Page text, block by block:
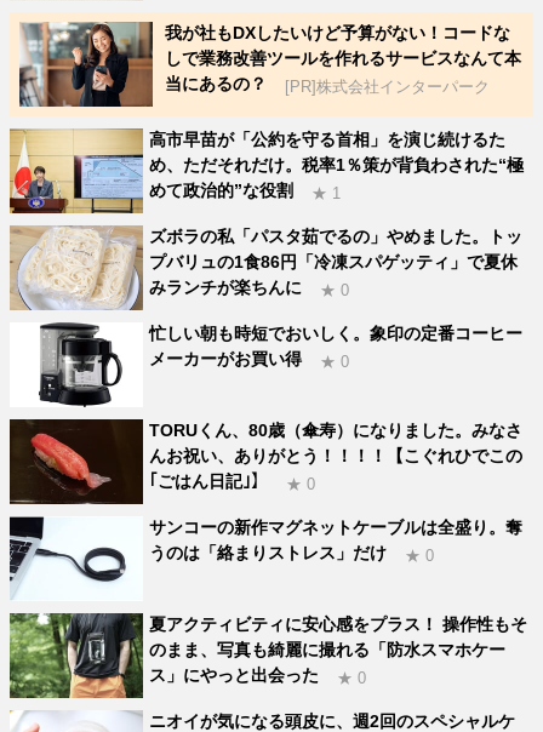
我が社もDXしたいけど予算がない！コードな
しで業務改善ツールを作れるサービスなんて本
当にあるの？
[PR]株式会社インターパーク
高市早苗が「公約を守る首相」を演じ続けるた
め、ただそれだけ。税率1％策が背負わされた“極
めて政治的”な役割
★ 1
ズボラの私「パスタ茹でるの」やめました。トッ
プバリュの1食86円「冷凍スパゲッティ」で夏休
みランチが楽ちんに
★ 0
忙しい朝も時短でおいしく。象印の定番コーヒー
メーカーがお買い得
★ 0
TORUくん、80歳（傘寿）になりました。みなさ
んお祝い、ありがとう！！！！【こぐれひでこの
｢ごはん日記｣】
★ 0
サンコーの新作マグネットケーブルは全盛り。奪
うのは「絡まりストレス」だけ
★ 0
夏アクティビティに安心感をプラス！ 操作性もそ
のまま、写真も綺麗に撮れる「防水スマホケー
ス」にやっと出会った
★ 0
ニオイが気になる頭皮に、週2回のスペシャルケ